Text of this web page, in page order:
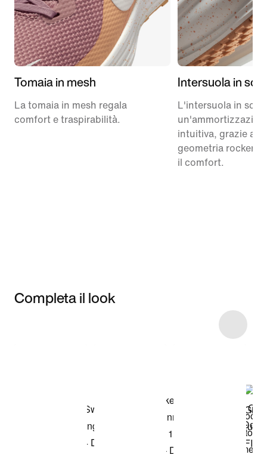
Tomaia in mesh
La tomaia in mesh regala
comfort e traspirabilità.
Intersuola in
L'intersuola in
intuitiva, grazie alla
geometria rocker
il comfort.
Completa il look